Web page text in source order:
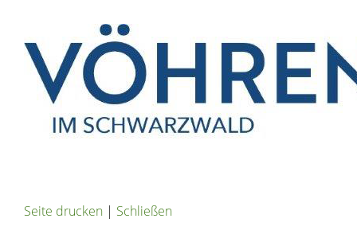
Seite drucken | Schließen